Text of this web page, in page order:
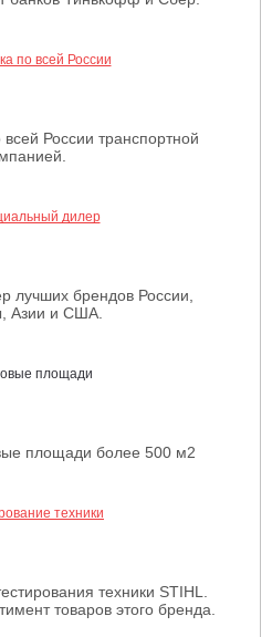
России транспортной
лучших брендов России,
Азии и США.
площади более 500 м2
техники STIHL.
товаров этого бренда.